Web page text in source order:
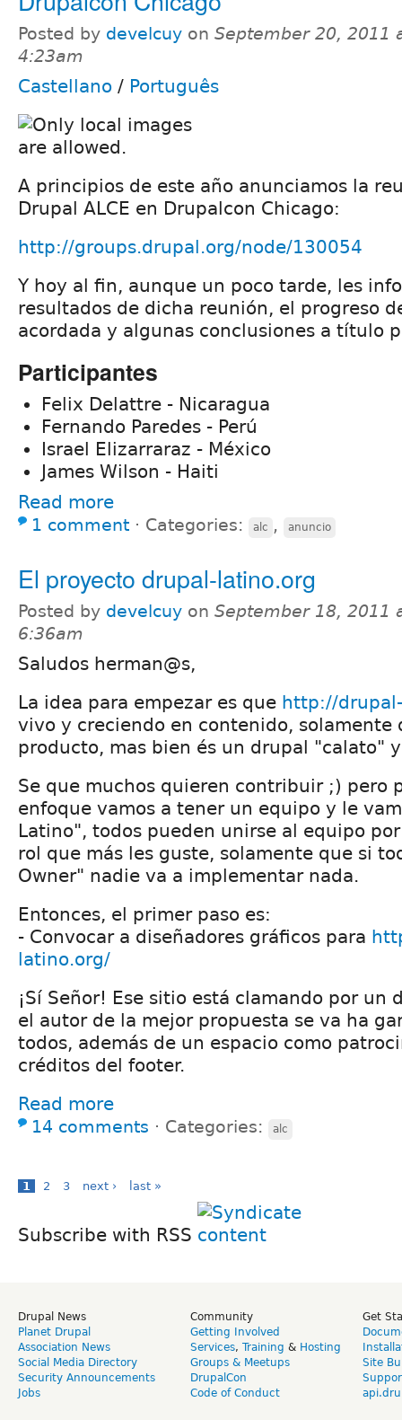
Posted by develcuy on September 20, 2011
4:23am
Castellano / Português
A principios de este año anunciamos la
Drupal ALCE en Drupalcon Chicago:
http://groups.drupal.org/node/130054
Y hoy al fin, aunque un poco tarde, les
resultados de dicha reunión, el progreso
acordada y algunas conclusiones a título
Participantes
Felix Delattre - Nicaragua
Fernando Paredes - Perú
Israel Elizarraraz - México
James Wilson - Haiti
Read more
1 comment ⋅ Categories: alc , anuncio
El proyecto drupal-latino.org
Posted by develcuy on September 18, 2011
6:36am
Saludos herman@s,
La idea para empezar es que http://
vivo y creciendo en contenido, solamente
producto, mas bien és un drupal "calato"
Se que muchos quieren contribuir ;) pero
enfoque vamos a tener un equipo y le
Latino", todos pueden unirse al equipo
rol que más les guste, solamente que si
Owner" nadie va a implementar nada.
Entonces, el primer paso es:
- Convocar a diseñadores gráficos para
latino.org/
¡Sí Señor! Ese sitio está clamando por un
el autor de la mejor propuesta se va ha
todos, además de un espacio como
créditos del footer.
Read more
14 comments ⋅ Categories: alc
1 2 3 next › last »
Subscribe with RSS
Drupal News
Planet Drupal
Association News
Social Media Directory
Security Announcements
Jobs
Community
Getting Involved
Services, Training & Hosting
Groups & Meetups
DrupalCon
Code of Conduct
Get
Site